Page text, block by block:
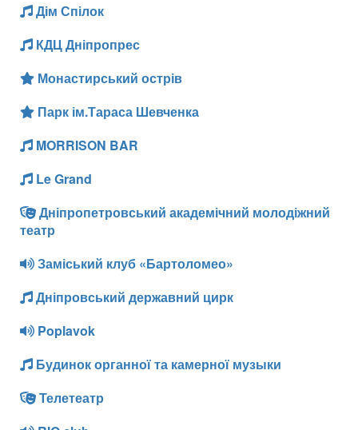
Дім Спілок
КДЦ Дніпропрес
Монастирський острів
Парк ім.Тараса Шевченка
MORRISON BAR
Le Grand
Дніпропетровський академічний молодіжний
театр
Заміський клуб «Бартоломео»
Дніпровський державний цирк
Poplavok
Будинок органної та камерної музыки
Телетеатр